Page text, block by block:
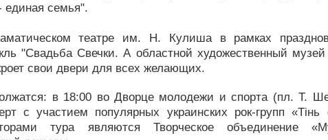
семья".
театре им. Н. Кулиша в рамках
"Свадьба Свечки. А областной художественный
свои двери для всех желающих.
в 18:00 во Дворце молодежи и спорта (пл. Т.
с участием популярных украинских рок-групп «Тінь
тура являются Творческое объединение